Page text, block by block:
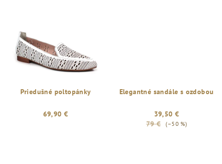
Priedušné poltopánky
69,90 €
Elegantné sandále s ozdobou
39,50 €
79 €
(–50 %)